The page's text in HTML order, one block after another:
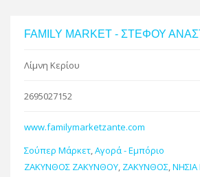
FAMILY MARKET - ΣΤΕΦΟΥ
Λίμνη Κερίου
2695027152
www.familymarketzante.com
Σούπερ Μάρκετ,Αγορά - Εμπόριο
ΖΑΚΥΝΘΟΣ ΖΑΚΥΝΘΟΥ, ΖΑΚΥΝΘΟΣ,